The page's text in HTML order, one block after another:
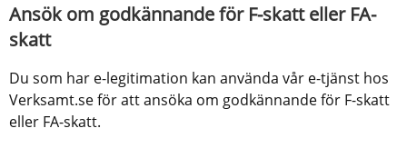
Ansök om godkännande för F-skatt eller FA-
skatt
Du som har e-legitimation kan använda vår e-tjänst hos
Verksamt.se för att ansöka om godkännande för F-skatt
eller FA-skatt.